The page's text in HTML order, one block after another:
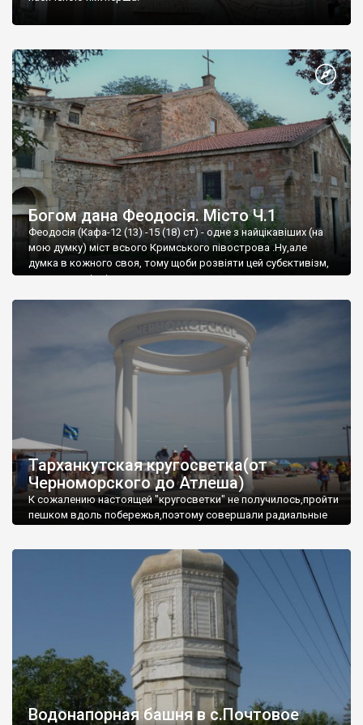
Богом дана Феодосія. Місто Ч.1
Феодосія (Кафа-12 (13) -15 (18) ст) - одне з найцікавіших (на
мою думку) міст всього Кримського півострова .Ну,але
думка в кожного своя, тому щоби розвіяти цей субєктивізм,
запрошую відвідати це
Тарханкутская кругосветка(от
Черноморского до Атлеша)
К сожалению настоящей "кругосветки" не получилось,пройти
пешком вдоль побережья,поэтому совершали радиальные
Водонапорная башня в с.Почтовое